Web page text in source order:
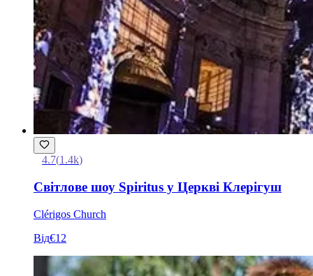
4.7(1.4k)
Світлове шоу Spiritus у Церкві Клерігуш
Clérigos Church
Від€12